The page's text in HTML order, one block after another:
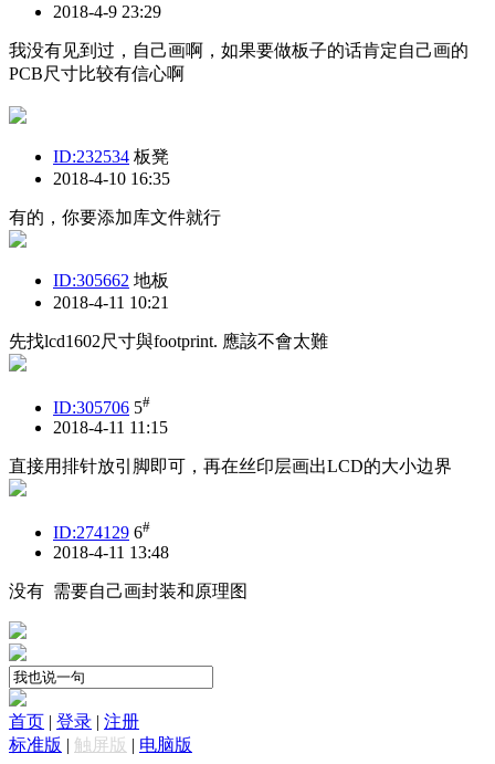
2018-4-9 23:29
我没有见到过，自己画啊，如果要做板子的话肯定自己画的
PCB尺寸比较有信心啊
ID:232534 板凳
2018-4-10 16:35
有的，你要添加库文件就行
ID:305662 地板
2018-4-11 10:21
先找lcd1602尺寸與footprint. 應該不會太難
ID:305706 5#
2018-4-11 11:15
直接用排针放引脚即可，再在丝印层画出LCD的大小边界
ID:274129 6#
2018-4-11 13:48
没有 需要自己画封装和原理图
首页 登录
注册
标准版
触屏版 电脑版